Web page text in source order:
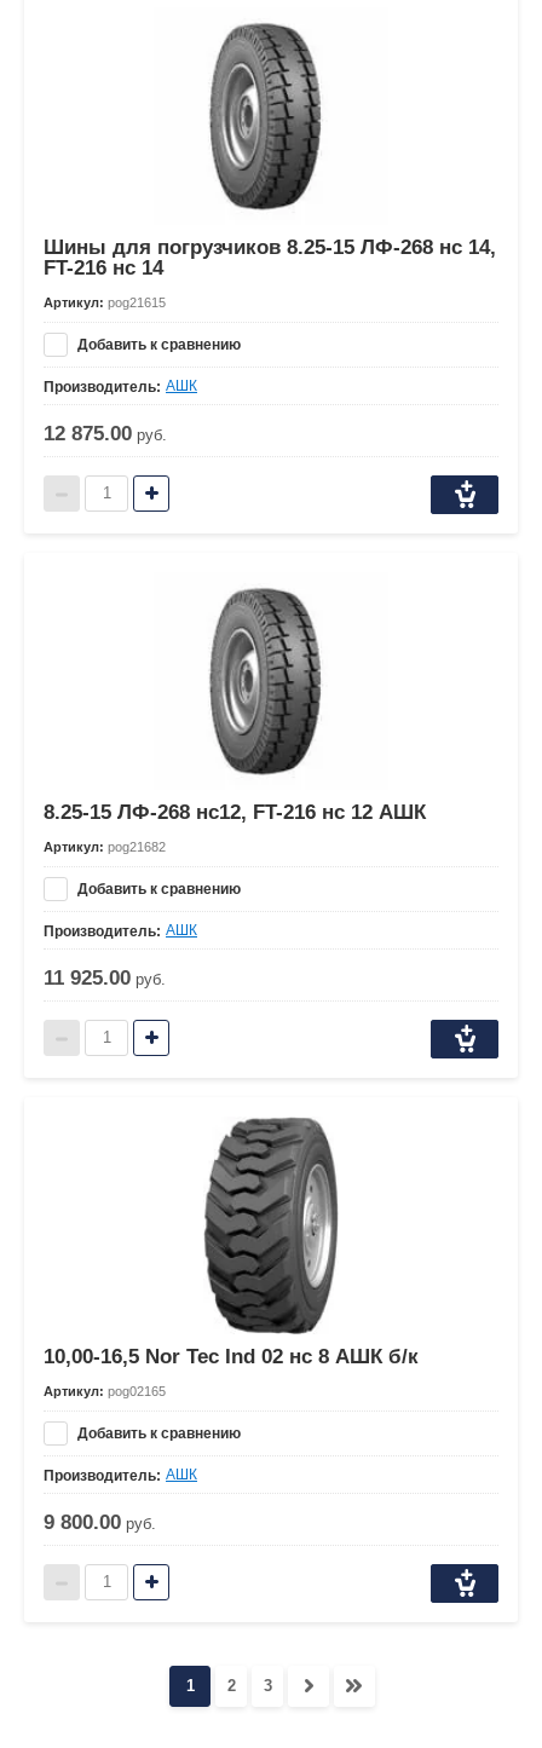
Шины для погрузчиков 8.25-15 ЛФ-268 нс 14,
FT-216 нс 14
Артикул: pog21615
Добавить к сравнению
Производитель: АШК
12 875.00 руб.
8.25-15 ЛФ-268 нс12, FT-216 нс 12 АШК
Артикул: pog21682
Добавить к сравнению
Производитель: АШК
11 925.00 руб.
10,00-16,5 Nor Tec Ind 02 нс 8 АШК б/к
Артикул: pog02165
Добавить к сравнению
Производитель: АШК
9 800.00 руб.
1 2 3